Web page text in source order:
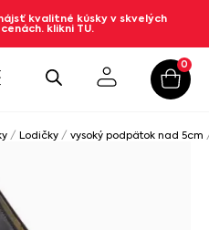
kvalitné kúsky v skvelých
klikni TU.
0
/ Lodičky / vysoký podpätok nad 5cm